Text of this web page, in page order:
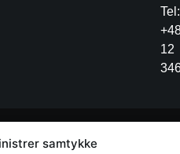
samtykke
Tel:
12
Radesign.dk - Design på